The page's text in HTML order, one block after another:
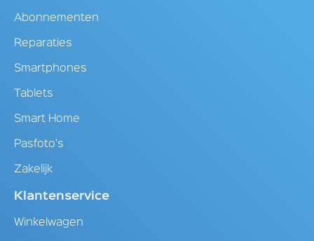
Abonnementen
Reparaties
Smartphones
Tablets
Smart Home
Pasfoto's
Zakelijk
Klantenservice
Winkelwagen